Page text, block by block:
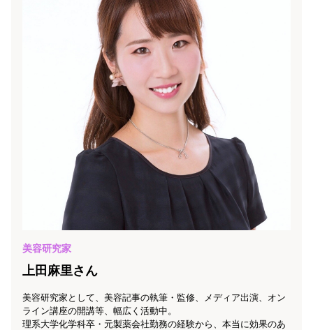
美容研究家
上田麻里さん
美容研究家として、美容記事の執筆・監修、メディア出演、オン
ライン講座の開講等、幅広く活動中。
理系大学化学科卒・元製薬会社勤務の経験から、本当に効果のあ